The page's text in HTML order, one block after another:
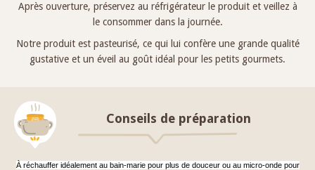
Après ouverture, préservez au réfrigérateur le produit et veillez à
le consommer dans la journée.
Notre produit est pasteurisé, ce qui lui confère une grande qualité
gustative et un éveil au goût idéal pour les petits gourmets.
Conseils de préparation
À réchauffer idéalement au bain-marie pour plus de douceur ou au micro-onde pour